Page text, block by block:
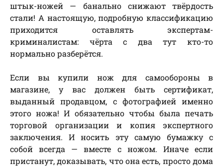
штык-ножей — банально снижают твёрдость
стали! А настоящую, подробную классификацию
приходится оставлять экспертам-
криминалистам: чёрта с два тут кто-то
нормально разберётся.
Если вы купили нож для самообороны в
магазине, у вас должен быть сертификат,
выданный продавцом, с фотографией именно
этого ножа! И обязательно чтобы была печать
торговой организации и копия экспертного
заключения. И носить эту самую бумажку с
собой всегда — вместе с ножом. Иначе если
пристанут, доказывать, что она есть, просто дома